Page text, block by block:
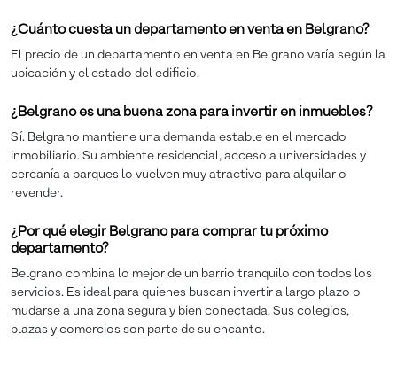
¿Cuánto cuesta un departamento en venta en Belgrano?
El precio de un departamento en venta en Belgrano varía según la
ubicación y el estado del edificio.
¿Belgrano es una buena zona para invertir en inmuebles?
Sí. Belgrano mantiene una demanda estable en el mercado
inmobiliario. Su ambiente residencial, acceso a universidades y
cercanía a parques lo vuelven muy atractivo para alquilar o
revender.
¿Por qué elegir Belgrano para comprar tu próximo
departamento?
Belgrano combina lo mejor de un barrio tranquilo con todos los
servicios. Es ideal para quienes buscan invertir a largo plazo o
mudarse a una zona segura y bien conectada. Sus colegios,
plazas y comercios son parte de su encanto.